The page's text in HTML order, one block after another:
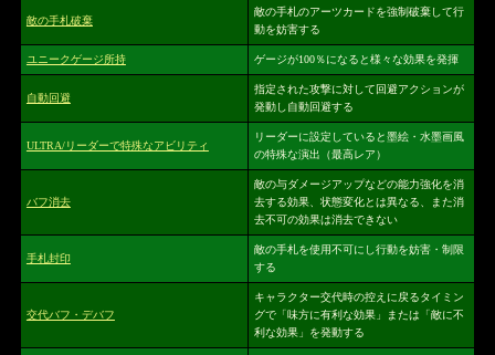
敵の手札破棄
敵の手札のアーツカードを強制破棄して行
動を妨害する
ユニークゲージ所持 ゲージが100％になると様々な効果を発揮
自動回避
指定された攻撃に対して回避アクションが
発動し自動回避する
ULTRA/リーダーで特殊なアビリティ
リーダーに設定していると墨絵・水墨画風
の特殊な演出（最高レア）
バフ消去
敵の与ダメージアップなどの能力強化を消
去する効果、状態変化とは異なる、また消
去不可の効果は消去できない
手札封印
敵の手札を使用不可にし行動を妨害・制限
する
交代バフ・デバフ
キャラクター交代時の控えに戻るタイミン
グで「味方に有利な効果」または「敵に不
利な効果」を発動する